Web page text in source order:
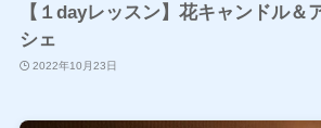
【１dayレッスン】花キャンドル＆
シェ
2022年10月23日